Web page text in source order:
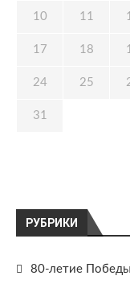
РУБРИКИ
80-летие Победы
10 11
17 18
24 25
31